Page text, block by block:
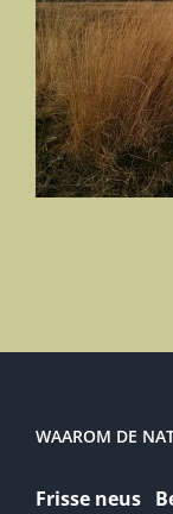
WAAROM DE
Frisse neus